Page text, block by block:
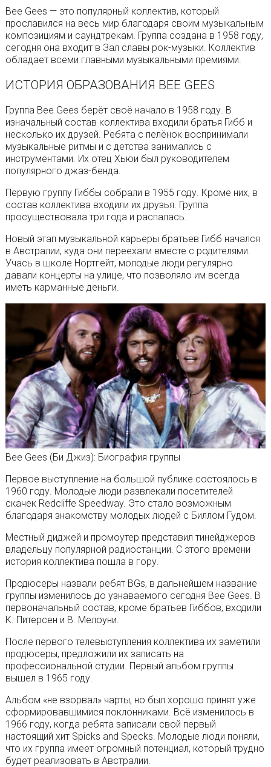
Bee Gees — это популярный коллектив, который
прославился на весь мир благодаря своим музыкальным
композициям и саундтрекам. Группа создана в 1958 году,
сегодня она входит в Зал славы рок-музыки. Коллектив
обладает всеми главными музыкальными премиями.
ИСТОРИЯ ОБРАЗОВАНИЯ BEE GEES
Группа Bee Gees берёт своё начало в 1958 году. В
изначальный состав коллектива входили братья Гибб и
несколько их друзей. Ребята с пелёнок воспринимали
музыкальные ритмы и с детства занимались с
инструментами. Их отец Хьюи был руководителем
популярного джаз-бенда.
Первую группу Гиббы собрали в 1955 году. Кроме них, в
состав коллектива входили их друзья. Группа
просуществовала три года и распалась.
Новый этап музыкальной карьеры братьев Гибб начался
в Австралии, куда они переехали вместе с родителями.
Учась в школе Нортгейт, молодые люди регулярно
давали концерты на улице, что позволяло им всегда
иметь карманные деньги.
Bee Gees (Би Джиз): Биография группы
Первое выступление на большой публике состоялось в
1960 году. Молодые люди развлекали посетителей
скачек Redcliffe Speedway. Это стало возможным
благодаря знакомству молодых людей с Биллом Гудом.
Местный диджей и промоутер представил тинейджеров
владельцу популярной радиостанции. С этого времени
история коллектива пошла в гору.
Продюсеры назвали ребят BGs, в дальнейшем название
группы изменилось до узнаваемого сегодня Bee Gees. В
первоначальный состав, кроме братьев Гиббов, входили
К. Питерсен и В. Мелоуни.
После первого телевыступления коллектива их заметили
продюсеры, предложили их записать на
профессиональной студии. Первый альбом группы
вышел в 1965 году.
Альбом «не взорвал» чарты, но был хорошо принят уже
сформировавшимися поклонниками. Всё изменилось в
1966 году, когда ребята записали свой первый
настоящий хит Spicks and Specks. Молодые люди поняли,
что их группа имеет огромный потенциал, который трудно
будет реализовать в Австралии.